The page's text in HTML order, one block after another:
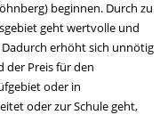
beginnen. Durch zu
geht wertvolle und
erhöht sich unnötig
der Preis für den
oder in
oder zur Schule geht,